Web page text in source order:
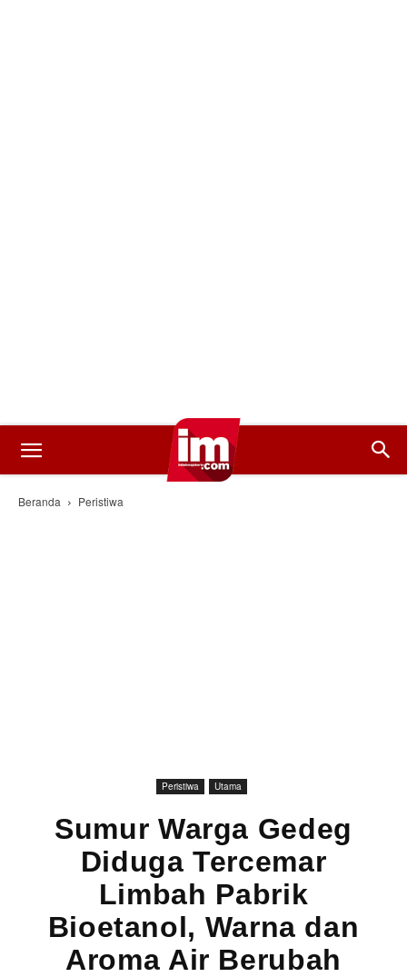
Beranda Peristiwa
Peristiwa Utama
Sumur Warga Gedeg
Diduga Tercemar
Limbah Pabrik
Bioetanol, Warna dan
Aroma Air Berubah